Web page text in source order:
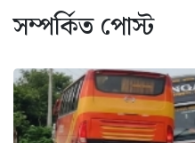
সম্পর্কিত পোস্ট